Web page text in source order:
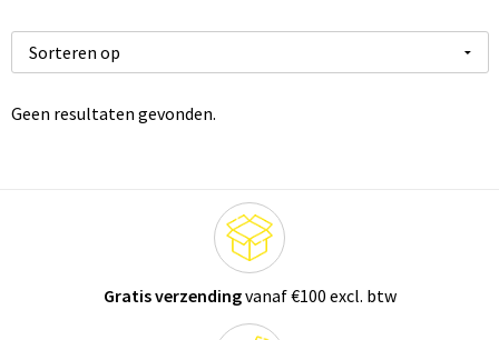
Geen resultaten gevonden.
Gratis verzendingvanaf €100 excl. btw